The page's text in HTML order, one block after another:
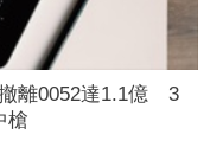
離0052達1.1億 3
槍